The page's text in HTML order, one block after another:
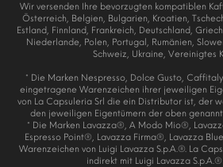
Wir versenden Ihre bevorzugten kompatiblen
Österreich, Belgien, Bulgarien, Kroatien,
Estland, Finnland, Frankreich, Deutschland,
Niederlande, Polen, Portugal, Rumänien,
Schweiz, Ukraine, Vereinigtes
* Die Marken Nespresso, Dolce Gusto,
eingetragene Warenzeichen ihrer jeweiligen
von La Capsuleria Srl die ein Distributor ist, der
den jeweiligen Eigentümern der oben
* Die Marken Lavazza®, A Modo Mio®,
Espresso Point®, Lavazza Firma®, Lavazza
Warenzeichen von Luigi Lavazza S.p.A.®. La
indirekt mit Luigi Lavazza